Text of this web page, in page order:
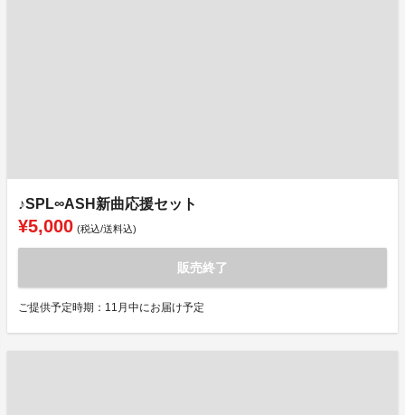
♪SPL∞ASH新曲応援セット
¥5,000 (税込/送料込)
販売終了
ご提供予定時期：11月中にお届け予定